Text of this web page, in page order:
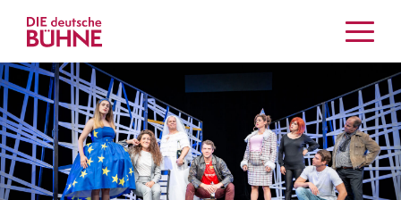
Kritiken
Schauspiel
Musiktheater
Tanz
Crossover